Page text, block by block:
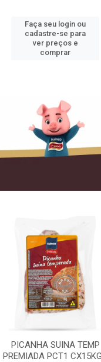
Faça seu login ou
cadastre-se para
ver preços e
comprar
PICANHA SUINA TEMP
PREMIADA PCT1